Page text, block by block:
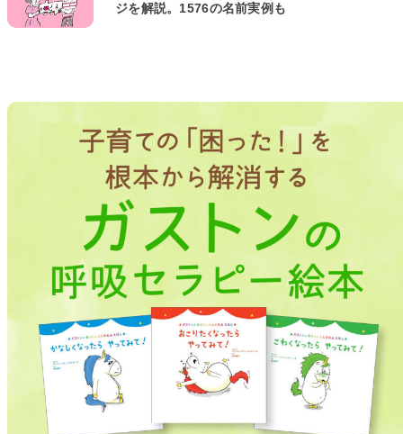
ジを解説。1576の名前実例も